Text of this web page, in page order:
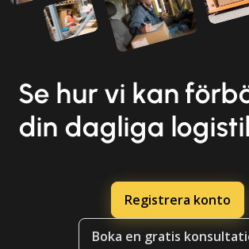
Se hur vi kan
din dagliga
Registrera konto
Boka en gratis